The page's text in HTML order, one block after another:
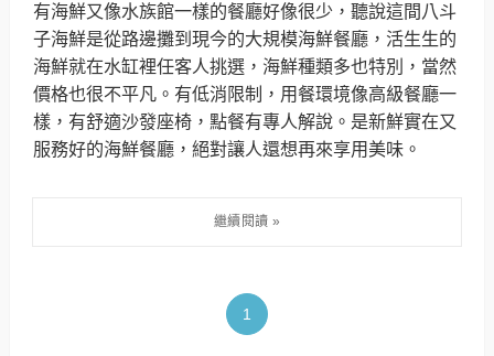
有海鮮又像水族館一樣的餐廳好像很少，聽說這間八斗
子海鮮是從路邊攤到現今的大規模海鮮餐廳，活生生的
海鮮就在水缸裡任客人挑選，海鮮種類多也特別，當然
價格也很不平凡。有低消限制，用餐環境像高級餐廳一
樣，有舒適沙發座椅，點餐有專人解說。是新鮮實在又
服務好的海鮮餐廳，絕對讓人還想再來享用美味。
1